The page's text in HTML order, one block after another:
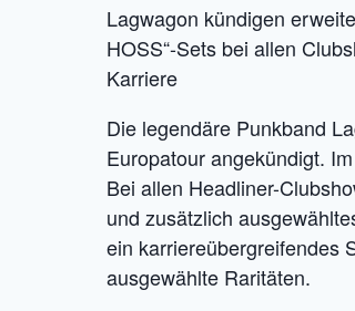
Lagwagon kündigen
HOSS“-Sets bei allen
Karriere
Die legendäre Punkband
Europatour angekündigt.
Bei allen Headliner-
und zusätzlich
ein karriereübergreifendes
ausgewählte Raritäten.